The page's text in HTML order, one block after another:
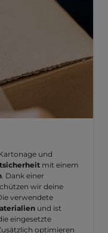
und
mit einem
. Dank einer
wir deine
verwendete
und ist
eingesetzte
optimieren